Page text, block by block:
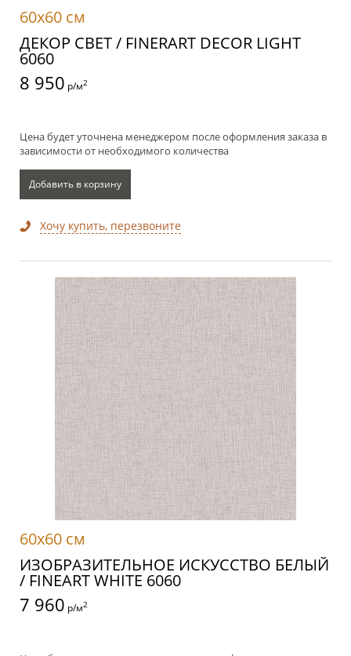
60x60 см
ДЕКОР СВЕТ / FINERART DECOR LIGHT
6060
8 950 р/м2
Цена будет уточнена менеджером после оформления заказа в
зависимости от необходимого количества
Добавить в корзину
Хочу купить, перезвоните
60x60 см
ИЗОБРАЗИТЕЛЬНОЕ ИСКУССТВО БЕЛЫЙ
/ FINEART WHITE 6060
7 960 р/м2